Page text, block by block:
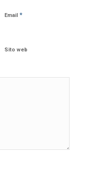
Email *
Sito web